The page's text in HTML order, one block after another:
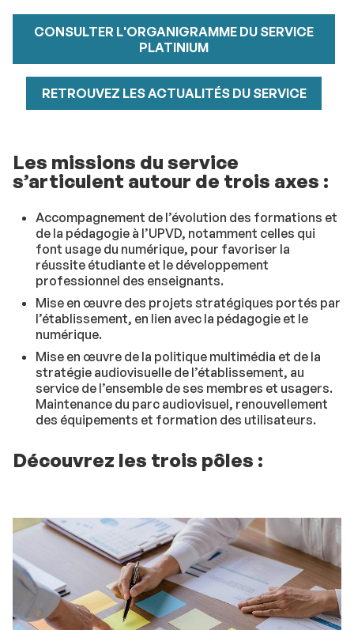
CONSULTER L'ORGANIGRAMME DU SERVICE
PLATINIUM
RETROUVEZ LES ACTUALITÉS DU SERVICE
Les missions du service
s’articulent autour de trois axes :
Accompagnement de l’évolution des formations et
de la pédagogie à l’UPVD, notamment celles qui
font usage du numérique, pour favoriser la
réussite étudiante et le développement
professionnel des enseignants.
Mise en œuvre des projets stratégiques portés par
l’établissement, en lien avec la pédagogie et le
numérique.
Mise en œuvre de la politique multimédia et de la
stratégie audiovisuelle de l’établissement, au
service de l’ensemble de ses membres et usagers.
Maintenance du parc audiovisuel, renouvellement
des équipements et formation des utilisateurs.
Découvrez les trois pôles :